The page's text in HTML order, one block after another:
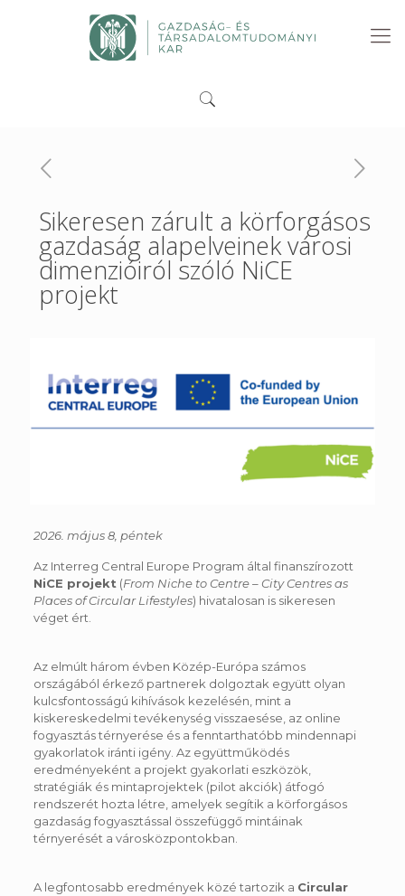
Sikeresen zárult a körforgásos
gazdaság alapelveinek városi
dimenzióiról szóló NiCE
projekt
2026. május 8, péntek
Az Interreg Central Europe Program által finanszírozott
NiCE projekt (From Niche to Centre – City Centres as
Places of Circular Lifestyles) hivatalosan is sikeresen
véget ért.
Az elmúlt három évben Közép-Európa számos
országából érkező partnerek dolgoztak együtt olyan
kulcsfontosságú kihívások kezelésén, mint a
kiskereskedelmi tevékenység visszaesése, az online
fogyasztás térnyerése és a fenntarthatóbb mindennapi
gyakorlatok iránti igény. Az együttműködés
eredményeként a projekt gyakorlati eszközök,
stratégiák és mintaprojektek (pilot akciók) átfogó
rendszerét hozta létre, amelyek segítik a körforgásos
gazdaság fogyasztással összefüggő mintáinak
térnyerését a városközpontokban.
A legfontosabb eredmények közé tartozik a Circular